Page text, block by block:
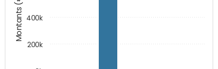
Montants (€)
200k
400k